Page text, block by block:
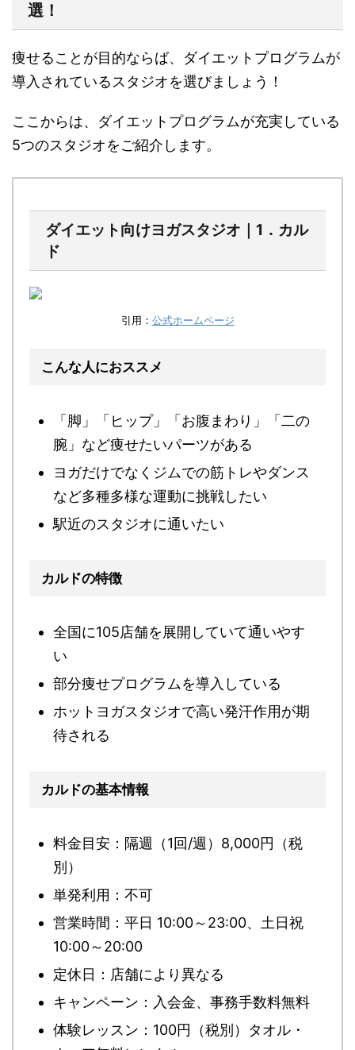
選！
痩せることが目的ならば、ダイエットプログラムが
導入されているスタジオを選びましょう！
ここからは、ダイエットプログラムが充実している
5つのスタジオをご紹介します。
ダイエット向けヨガスタジオ｜1．カル
ド
引用： 公式ホームページ
こんな人におススメ
「脚」「ヒップ」「お腹まわり」「二の
腕」など痩せたいパーツがある
ヨガだけでなくジムでの筋トレやダンス
など多種多様な運動に挑戦したい
駅近のスタジオに通いたい
カルドの特徴
全国に105店舗を展開 していて通いやす
い
部分痩せプログラムを導入 している
ホットヨガスタジオで高い発汗作用が期
待される
カルドの基本情報
料金目安：隔週（1回/週）8,000円（税
別）
単発利用：不可
営業時間：平日 10:00～23:00、土日祝
10:00～20:00
定休日：店舗により異なる
キャンペーン：入会金、事務手数料無料
体験レッスン：100円（税別）タオル・